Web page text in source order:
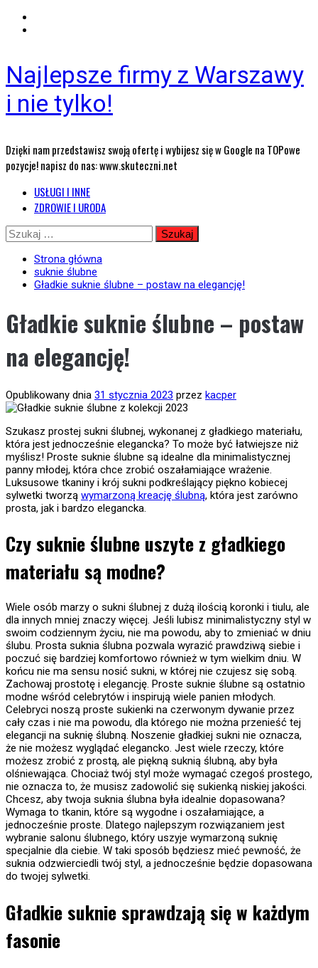
Najlepsze firmy z Warszawy
i nie tylko!
Dzięki nam przedstawisz swoją ofertę i wybijesz się w Google na TOPowe
pozycje! napisz do nas: www.skuteczni.net
Menu
główne
USŁUGI I INNE
ZDROWIE I URODA
Przejdź
do
treści
Szukaj:
Strona główna
suknie ślubne
Gładkie suknie ślubne – postaw na elegancję!
Gładkie suknie ślubne – postaw
na elegancję!
Opublikowany dnia 31 stycznia 2023 przez kacper
Szukasz prostej sukni ślubnej, wykonanej z gładkiego materiału,
która jest jednocześnie elegancka? To może być łatwiejsze niż
myślisz! Proste suknie ślubne są idealne dla minimalistycznej
panny młodej, która chce zrobić oszałamiające wrażenie.
Luksusowe tkaniny i krój sukni podkreślający piękno kobiecej
sylwetki tworzą wymarzoną kreację ślubną, która jest zarówno
prosta, jak i bardzo elegancka.
Czy suknie ślubne uszyte z gładkiego
materiału są modne?
Wiele osób marzy o sukni ślubnej z dużą ilością koronki i tiulu, ale
dla innych mniej znaczy więcej. Jeśli lubisz minimalistyczny styl w
swoim codziennym życiu, nie ma powodu, aby to zmieniać w dniu
ślubu. Prosta suknia ślubna pozwala wyrazić prawdziwą siebie i
poczuć się bardziej komfortowo również w tym wielkim dniu. W
końcu nie ma sensu nosić sukni, w której nie czujesz się sobą.
Zachowaj prostotę i elegancję. Proste suknie ślubne są ostatnio
modne wśród celebrytów i inspirują wiele panien młodych.
Celebryci noszą proste sukienki na czerwonym dywanie przez
cały czas i nie ma powodu, dla którego nie można przenieść tej
elegancji na suknię ślubną. Noszenie gładkiej sukni nie oznacza,
że nie możesz wyglądać elegancko. Jest wiele rzeczy, które
możesz zrobić z prostą, ale piękną suknią ślubną, aby była
olśniewająca. Chociaż twój styl może wymagać czegoś prostego,
nie oznacza to, że musisz zadowolić się sukienką niskiej jakości.
Chcesz, aby twoja suknia ślubna była idealnie dopasowana?
Wymaga to tkanin, które są wygodne i oszałamiające, a
jednocześnie proste. Dlatego najlepszym rozwiązaniem jest
wybranie salonu ślubnego, który uszyje wymarzoną suknię
specjalnie dla ciebie. W taki sposób będziesz mieć pewność, że
suknia odzwierciedli twój styl, a jednocześnie będzie dopasowana
do twojej sylwetki.
Gładkie suknie sprawdzają się w każdym
fasonie